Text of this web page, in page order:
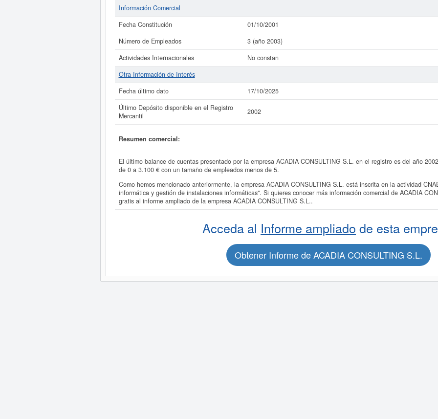
Información Comercial
Fecha Constitución
01/10/2001
Número de Empleados
3 (año 2003)
Actividades Internacionales
No constan
Otra Información de Interés
Fecha último dato
17/10/2025
Último Depósito disponible en el Registro
Mercantil
2002
Resumen comercial:
El último balance de cuentas presentado por la empresa ACADIA CONSULTING S.L. en el registro es del año
de 0 a 3.100 € con un tamaño de empleados menos de 5.
Como hemos mencionado anteriormente, la empresa ACADIA CONSULTING S.L. está inscrita en la actividad
informática y gestión de instalaciones informáticas". Si quieres conocer más información comercial de ACADIA
gratis al informe ampliado de la empresa ACADIA CONSULTING S.L..
Acceda al Informe ampliado de esta
Obtener Informe de ACADIA CONSULTING S.L.